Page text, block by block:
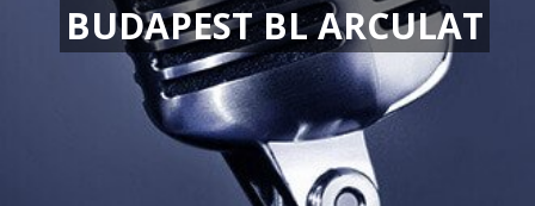
BUDAPEST BL ARCULAT